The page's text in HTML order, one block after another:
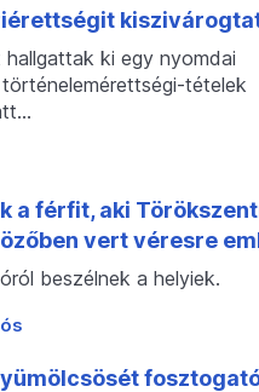
ki egy nyomdai
tételek
a férfit, aki
vert véresre
beszélnek a helyiek.